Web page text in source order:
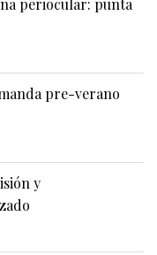
periocular: punta
pre-verano
y